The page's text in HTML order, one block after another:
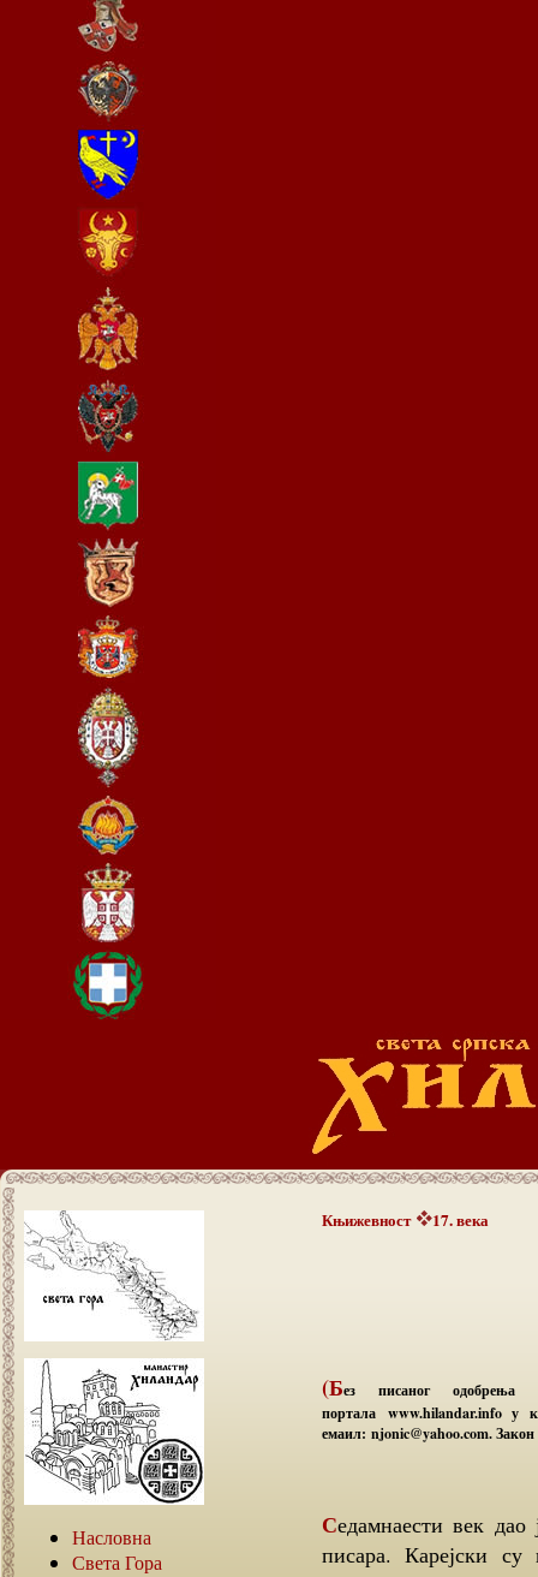
Насловна
Света Гора
Књижевност 17. века
(Без писаног одобрења
портала www.hilandar.info у
емаил: njonic@yahoo.com. Закон
Седамнаести век дао је неколико изванредних и необично плодних
писара. Карејски